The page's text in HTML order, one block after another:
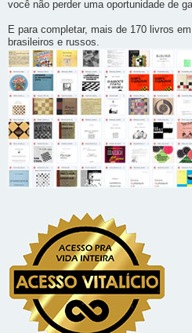
você não perder uma oportunidade de
E para completar, mais de 170 livros
brasileiros e russos.